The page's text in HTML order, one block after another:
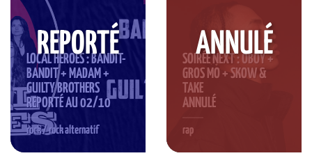
LOCAL HEROES : BANDIT-
BANDIT + MADAM +
GUILTY BROTHERS
REPORTÉ AU 02/10
rock / rock alternatif
REPORTÉ
SOIRÉE NEXT : OBOY +
GROS MO + SKOW &
TAKE
ANNULÉ
rap
ANNULÉ